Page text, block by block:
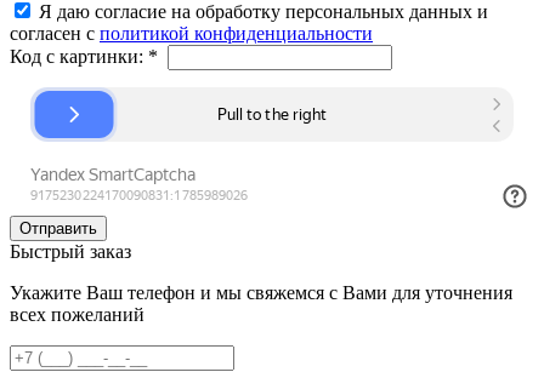
Я даю согласие на обработку персональных данных и
согласен с политикой конфиденциальности
Код с картинки: *
Быстрый заказ
Укажите Ваш телефон и мы свяжемся с Вами для уточнения
всех пожеланий